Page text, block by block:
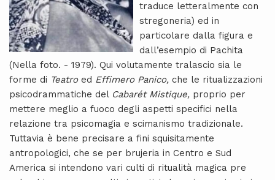
traduce letteralmente con
stregoneria) ed in
particolare dalla figura e
dall’esempio di Pachita
(Nella foto. - 1979). Qui volutamente tralascio sia le
forme di Teatro ed Effimero Panico, che le ritualizzazioni
psicodrammatiche del Cabarét Mistique, proprio per
mettere meglio a fuoco degli aspetti specifici nella
relazione tra psicomagia e scimanismo tradizionale.
Tuttavia è bene precisare a fini squisitamente
antropologici, che se per brujeria in Centro e Sud
America si intendono vari culti di ritualità magica pre